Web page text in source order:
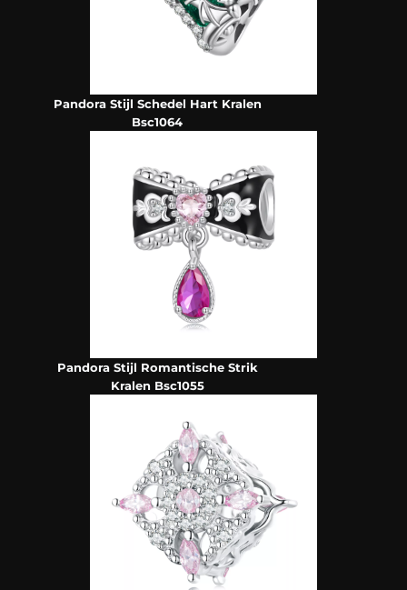
Pandora Stijl Schedel Hart Kralen
Bsc1064
Pandora Stijl Romantische Strik
Kralen Bsc1055